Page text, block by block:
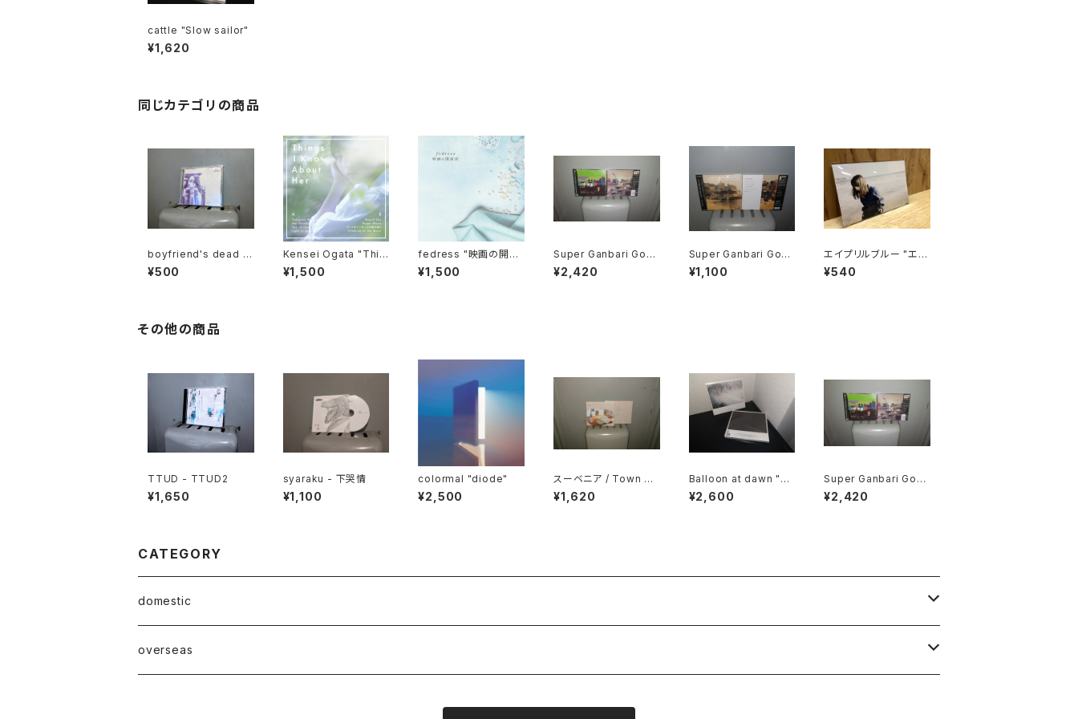
cattle "Slow sailor"
¥1,620
同じカテゴリの商品
boyfriend's dead -
boyfriend's dead E.
P.
¥500
Kensei Ogata "Thin
gs I Know About He
r" CD
¥1,500
fedress "映画の開演
前" CD
¥1,500
Super Ganbari Goal
Keepers "Dodometi
c Youth"
¥2,420
Super Ganbari Goal
Keepers "Cang Gan
g Pops"
¥1,100
エイプリルブルー "エイ
プリルブルーEP"
¥540
その他の商品
TTUD - TTUD2
¥1,650
syaraku - 下哭情
¥1,100
colormal "diode"
¥2,500
スーベニア / Town Sp
lit EP "とうとう"
¥1,620
Balloon at dawn "Ti
de"
¥2,600
Super Ganbari Goal
Keepers "Dodometi
c Youth"
¥2,420
CATEGORY
domestic
Mabase Records[マバセレコーズ]
overseas